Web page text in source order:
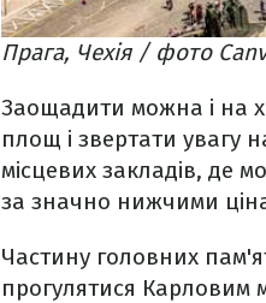
Прага, Чехія / фото
Заощадити можна і на
площ і звертати увагу
місцевих закладів, де
за значно нижчими
Частину головних
прогулятися Карловим